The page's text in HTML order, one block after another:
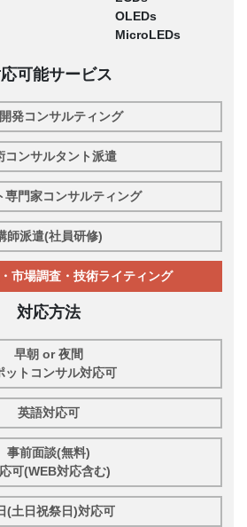
OLEDs
MicroLEDs
可能サービス
発コンサルティング
コンサルタント派遣
専門家コンサルティング
師派遣(社員研修)
市場調査・技術ライティング
対応方法
早朝 or 夜間
ットコンサル対応可
英語対応可
事前面談(無料)
可(WEB対応含む)
(土日祝祭日)対応可